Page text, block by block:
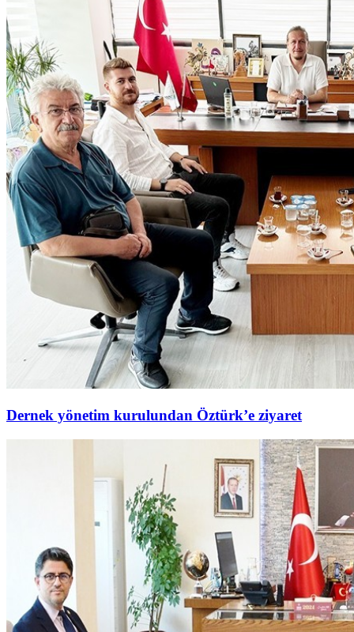
Dernek yönetim kurulundan Öztürk’e ziyaret